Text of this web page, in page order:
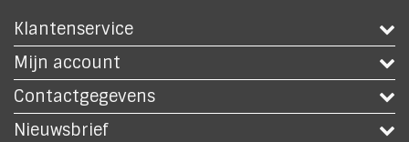
Klantenservice
Mijn account
Contactgegevens
Nieuwsbrief